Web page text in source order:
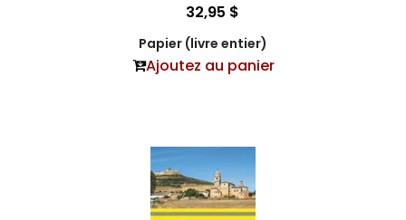
32,95 $
Papier (livre entier)
Ajoutez au panier